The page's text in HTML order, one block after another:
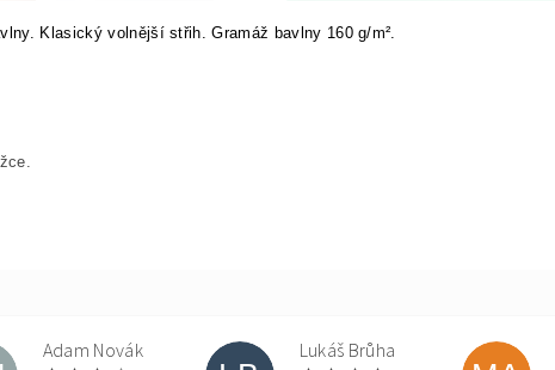
Klasický volnější střih. Gramáž bavlny 160 g/m².
Adam Novák Lukáš Brůha